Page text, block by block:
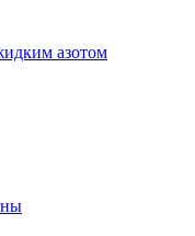
азотом